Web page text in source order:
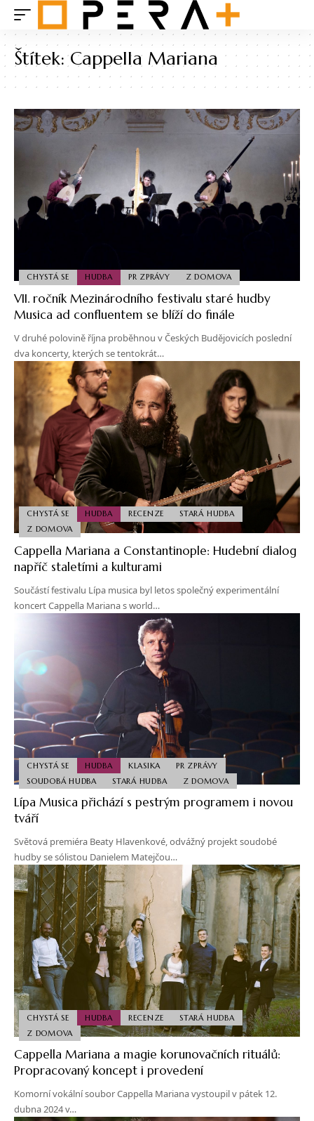
Štítek:Cappella Mariana
CHYSTÁ SE HUDBA PR ZPRÁVY Z DOMOVA
VII. ročník Mezinárodního festivalu staré hudby
Musica ad confluentem se blíží do finále
V druhé polovině října proběhnou v Českých Budějovicích poslední
dva koncerty, kterých se tentokrát…
CHYSTÁ SE HUDBA RECENZE
STARÁ HUDBA
Z DOMOVA
Cappella Mariana a Constantinople: Hudební dialog
napříč staletími a kulturami
Součástí festivalu Lípa musica byl letos společný experimentální
koncert Cappella Mariana s world…
CHYSTÁ SE HUDBA KLASIKA
PR ZPRÁVY
SOUDOBÁ HUDBA
STARÁ HUDBA Z DOMOVA
Lípa Musica přichází s pestrým programem i novou
tváří
Světová premiéra Beaty Hlavenkové, odvážný projekt soudobé
hudby se sólistou Danielem Matejčou…
CHYSTÁ SE HUDBA RECENZE
STARÁ HUDBA
Z DOMOVA
Cappella Mariana a magie korunovačních rituálů:
Propracovaný koncept i provedení
Komorní vokální soubor Cappella Mariana vystoupil v pátek 12.
dubna 2024 v…